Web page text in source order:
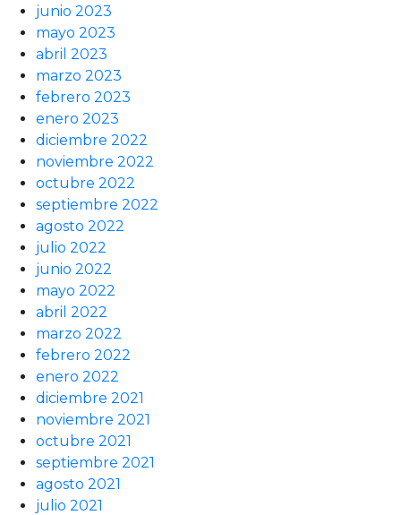
junio 2023
mayo 2023
abril 2023
marzo 2023
febrero 2023
enero 2023
diciembre 2022
noviembre 2022
octubre 2022
septiembre 2022
agosto 2022
julio 2022
junio 2022
mayo 2022
abril 2022
marzo 2022
febrero 2022
enero 2022
diciembre 2021
noviembre 2021
octubre 2021
septiembre 2021
agosto 2021
julio 2021